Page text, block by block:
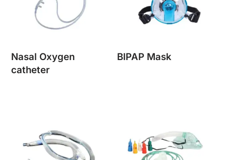
Nasal Oxygen
catheter
BIPAP Mask